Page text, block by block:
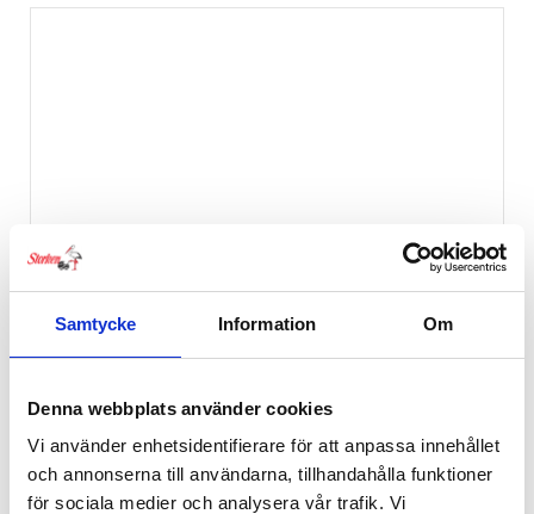
Samtycke Information Om
Denna webbplats använder cookies
Vi använder enhetsidentifierare för att anpassa innehållet
och annonserna till användarna, tillhandahålla funktioner
för sociala medier och analysera vår trafik. Vi